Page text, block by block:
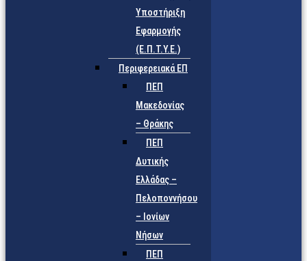
Υποστήριξη
Εφαρμογής
(Ε.Π.Τ.Υ.Ε.)
Περιφερειακά ΕΠ
ΠΕΠ
Μακεδονίας
– Θράκης
ΠΕΠ
Δυτικής
Ελλάδας –
Πελοποννήσου
– Ιονίων
Νήσων
ΠΕΠ